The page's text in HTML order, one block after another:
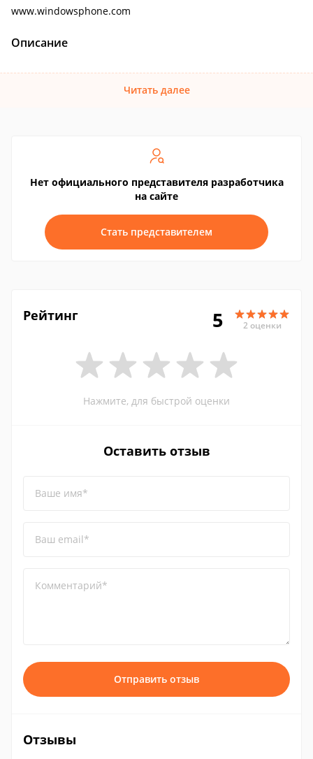
www.windowsphone.com
Описание
Читать далее
Нет официального представителя разработчика
на сайте
Стать представителем
Рейтинг 5 2 оценки
Нажмите, для быстрой оценки
Оставить отзыв
Ваше имя*
Ваш email*
Комментарий*
Отправить отзыв
Отзывы